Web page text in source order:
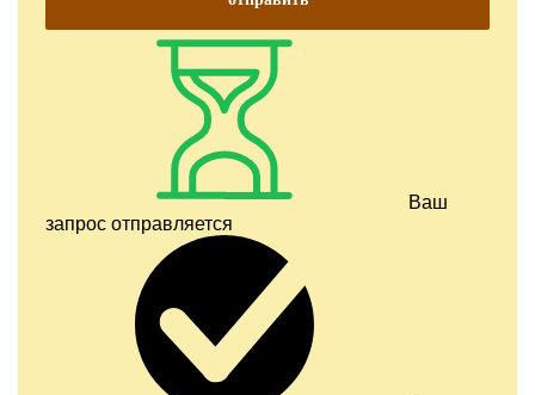
Ваш
запрос отправляется